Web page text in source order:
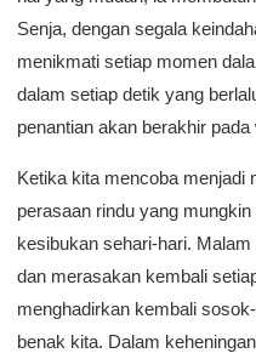
Senja, dengan segala
menikmati setiap momen
dalam setiap detik yang
penantian akan berakhir pada
Ketika kita mencoba menjadi
perasaan rindu yang
kesibukan sehari-hari.
dan merasakan kembali
menghadirkan kembali
benak kita. Dalam